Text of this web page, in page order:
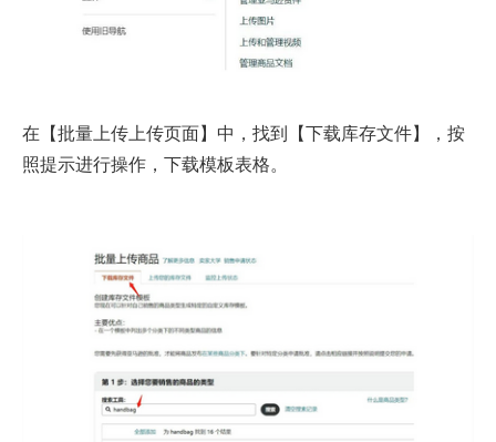
在【批量上传上传页面】中，找到【下载库存文件】，按
照提示进行操作，下载模板表格。